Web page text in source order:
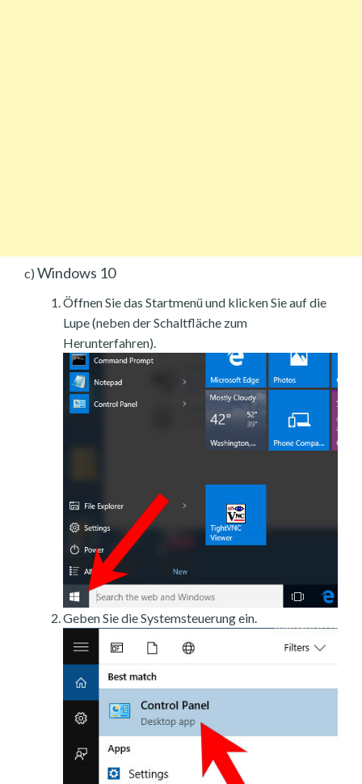
c) Windows 10
Öffnen Sie das Startmenü und klicken Sie auf die
Lupe (neben der Schaltfläche zum
Herunterfahren).
Geben Sie die Systemsteuerung ein.